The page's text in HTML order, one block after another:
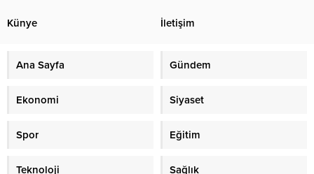
Künye İletişim
Ana Sayfa Gündem
Ekonomi Siyaset
Spor Eğitim
Teknoloji Sağlık